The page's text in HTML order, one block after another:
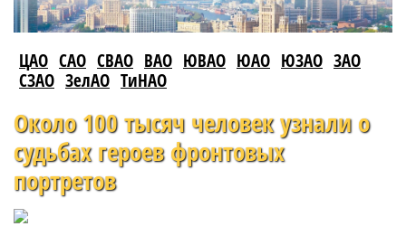
ЦАО САО СВАО ВАО ЮВАО ЮАО ЮЗАО ЗАО
СЗАО ЗелАО ТиНАО
Около 100 тысяч человек узнали о
судьбах героев фронтовых
портретов